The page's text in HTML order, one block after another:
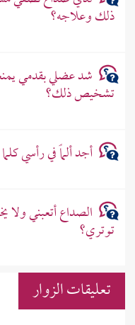
ذلك وعلاجه؟
شد عضلي بقدمي
تشخيص ذلك؟
أجد ألماً في رأسي
الصداع أتعبني
توتري؟
تعليقات الزوار